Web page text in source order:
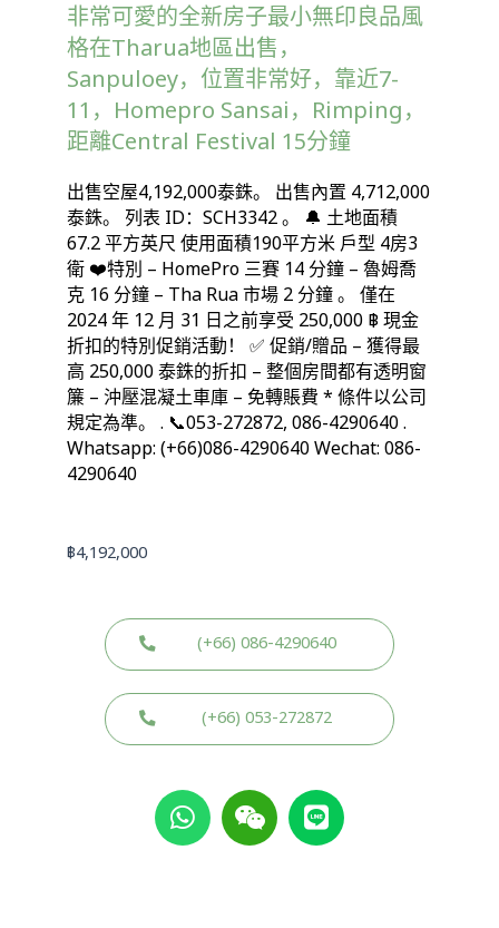
非常可愛的全新房子最小無印良品風
格在Tharua地區出售，
Sanpuloey，位置非常好，靠近7-
11，Homepro Sansai，Rimping，
距離Central Festival 15分鐘
出售空屋4,192,000泰銖。 出售內置 4,712,000
泰銖。 列表 ID：SCH3342 。 🔔 土地面積
67.2 平方英尺 使用面積190平方米 戶型 4房3
衛 ❤️特別 – HomePro 三賽 14 分鐘 – 魯姆喬
克 16 分鐘 – Tha Rua 市場 2 分鐘 。 僅在
2024 年 12 月 31 日之前享受 250,000 ฿ 現金
折扣的特別促銷活動！ ✅ 促銷/贈品 – 獲得最
高 250,000 泰銖的折扣 – 整個房間都有透明窗
簾 – 沖壓混凝土車庫 – 免轉賬費 * 條件以公司
規定為準。 . 📞053-272872, 086-4290640 .
Whatsapp: (+66)086-4290640 Wechat: 086-
4290640
฿4,192,000
(+66) 086-4290640
(+66) 053-272872
W
h
a
W
e
i
L
i
n